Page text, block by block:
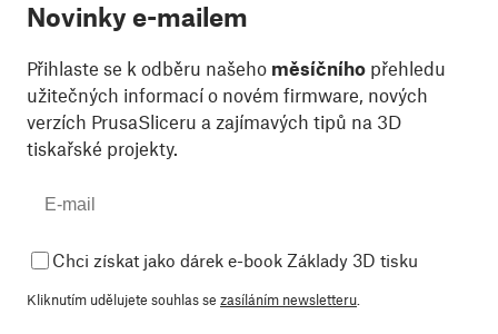
Novinky e-mailem
Přihlaste se k odběru našeho měsíčního přehledu
užitečných informací o novém firmware, nových
verzích PrusaSliceru a zajímavých tipů na 3D
tiskařské projekty.
Chci získat jako dárek e-book Základy 3D tisku
Kliknutím udělujete souhlas se zasíláním newsletteru